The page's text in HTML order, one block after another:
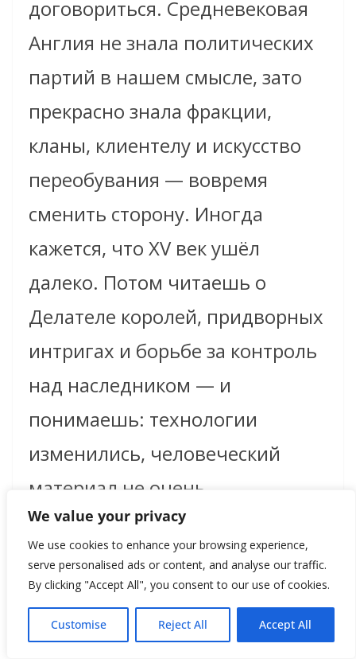
We value your privacy
We use cookies to enhance your browsing experience,
serve personalised ads or content, and analyse our traffic.
By clicking "Accept All", you consent to our use of cookies.
Customise Reject All Accept All
договориться. Средневековая
Англия не знала политических
партий в нашем смысле, зато
прекрасно знала фракции,
кланы, клиентелу и искусство
переобувания — вовремя
сменить сторону. Иногда
кажется, что XV век ушёл
далеко. Потом читаешь о
Делателе королей, придворных
интригах и борьбе за контроль
над наследником — и
понимаешь: технологии
изменились, человеческий
материал не очень.
В итоге Война Алой и Белой
розы стала не просто кровавой
семейной ссорой за английскую